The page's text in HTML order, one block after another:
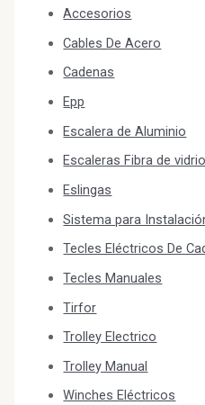
Accesorios
Cables De Acero
Cadenas
Epp
Escalera de Aluminio
Escaleras Fibra de vidrio
Eslingas
Sistema para
Tecles Eléctricos De
Tecles Manuales
Tirfor
Trolley Electrico
Trolley Manual
Winches Eléctricos